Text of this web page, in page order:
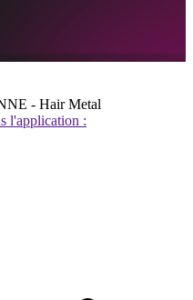
- Hair Metal
l'application :